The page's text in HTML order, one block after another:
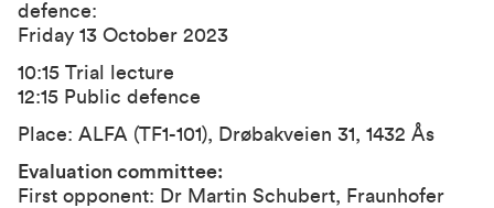
defence:
Friday 13 October 2023
10:15 Trial lecture
12:15 Public defence
Place: ALFA (TF1-101), Drøbakveien 31, 1432 Ås
Evaluation committee:
First opponent: Dr Martin Schubert, Fraunhofer